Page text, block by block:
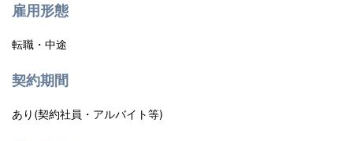
雇用形態
転職・中途
契約期間
あり(契約社員・アルバイト等)